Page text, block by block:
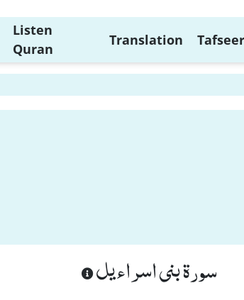
Listen
Quran
Translation Tafseer
سورة بنى اسراءيل